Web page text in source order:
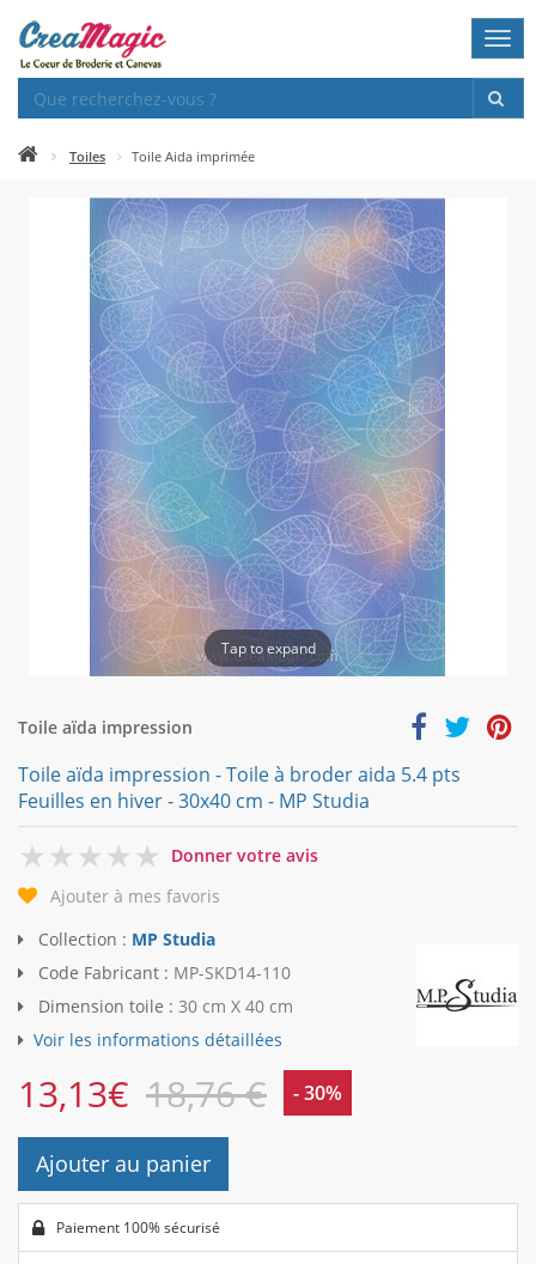
Toiles Toile Aida imprimée
Tap to expand
Toile aïda impression
Toile aïda impression - Toile à broder aida 5.4 pts
Feuilles en hiver - 30x40 cm - MP Studia
0
Donner votre avis
Ajouter à mes favoris
Collection : MP Studia
Code Fabricant : MP-SKD14-110
Dimension toile : 30 cm X 40 cm
Voir les informations détaillées
13,13€ 18,76 € - 30%
Ajouter au panier
Paiement 100% sécurisé